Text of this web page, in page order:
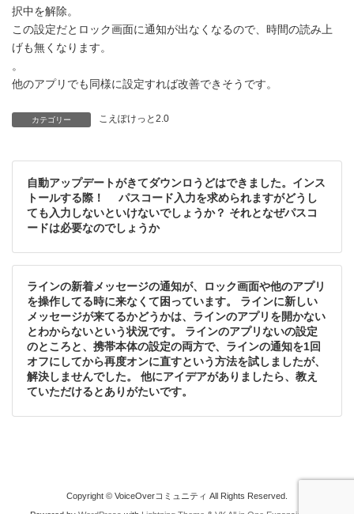
択中を解除。
この設定だとロック画面に通知が出なくなるので、時間の読み上
げも無くなります。
。
他のアプリでも同様に設定すれば改善できそうです。
カテゴリー こえぽけっと2.0
自動アップデートがきてダウンロうどはできました。インス
トールする際！ パスコード入力を求められますがどうし
ても入力しないといけないでしょうか？ それとなぜパスコ
ードは必要なのでしょうか
ラインの新着メッセージの通知が、ロック画面や他のアプリ
を操作してる時に来なくて困っています。 ラインに新しい
メッセージが来てるかどうかは、ラインのアプリを開かない
とわからないという状況です。 ラインのアプリないの設定
のところと、携帯本体の設定の両方で、ラインの通知を1回
オフにしてから再度オンに直すという方法を試しましたが、
解決しませんでした。 他にアイデアがありましたら、教え
ていただけるとありがたいです。
Copyright © VoiceOverコミュニティ All Rights Reserved.